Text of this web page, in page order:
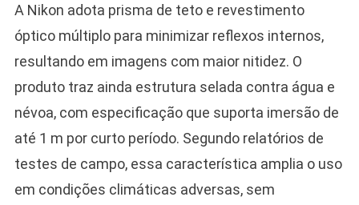
A Nikon adota prisma de teto e revestimento
óptico múltiplo para minimizar reflexos internos,
resultando em imagens com maior nitidez. O
produto traz ainda estrutura selada contra água e
névoa, com especificação que suporta imersão de
até 1 m por curto período. Segundo relatórios de
testes de campo, essa característica amplia o uso
em condições climáticas adversas, sem